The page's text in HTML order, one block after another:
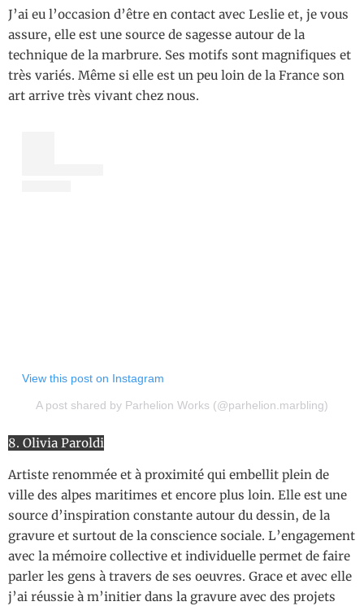
J’ai eu l’occasion d’être en contact avec Leslie et, je vous
assure, elle est une source de sagesse autour de la
technique de la marbrure. Ses motifs sont magnifiques et
très variés. Même si elle est un peu loin de la France son
art arrive très vivant chez nous.
View this post on Instagram
A post shared by Parhelion Works (@parhelion.marbling)
8. Olivia Paroldi
Artiste renommée et à proximité qui embellit plein de
ville des alpes maritimes et encore plus loin. Elle est une
source d’inspiration constante autour du dessin, de la
gravure et surtout de la conscience sociale. L’engagement
avec la mémoire collective et individuelle permet de faire
parler les gens à travers de ses oeuvres. Grace et avec elle
j’ai réussie à m’initier dans la gravure avec des projets